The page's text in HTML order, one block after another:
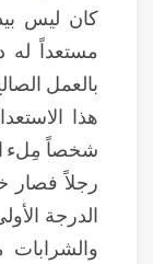
كان ليس
مستعداً له
بالعمل
هذا
شخصاً مِلء
رجلاً فصار
الدرجة
والشرابات